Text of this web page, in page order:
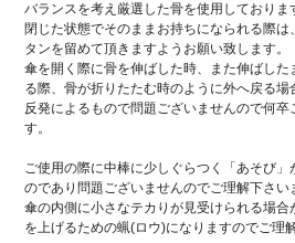
バランスを考え厳選した骨を使用しておりま
閉じた状態でそのままお持ちになられる際
タンを留めて頂きますようお願い致します。
傘を開く際に骨を伸ばした時、また伸ばし
る際、骨が折りたたむ時のように外へ戻る
反発によるもので問題ございませんので何卒
す。
ご使用の際に中棒に少しぐらつく「あそび」
のであり問題ございませんのでご理解下さい
傘の内側に小さなテカりが見受けられる場
を上げるための蝋(ロウ)になりますのでご理